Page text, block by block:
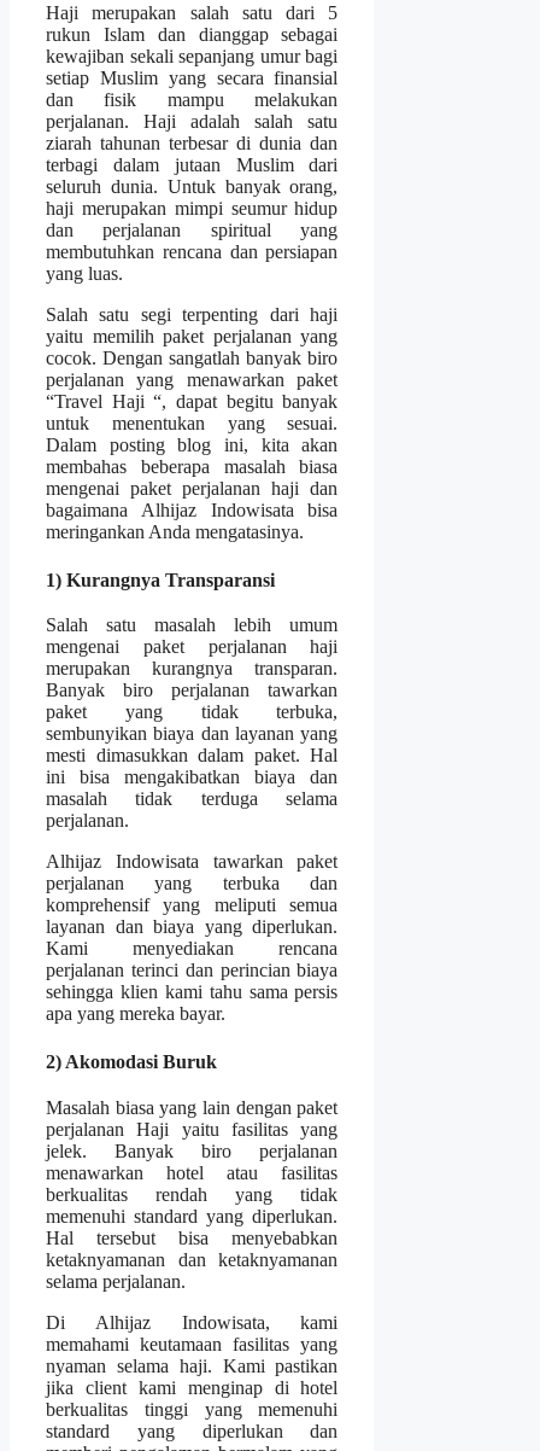
Haji merupakan salah satu dari 5
rukun Islam dan dianggap sebagai
kewajiban sekali sepanjang umur bagi
setiap Muslim yang secara finansial
dan fisik mampu melakukan
perjalanan. Haji adalah salah satu
ziarah tahunan terbesar di dunia dan
terbagi dalam jutaan Muslim dari
seluruh dunia. Untuk banyak orang,
haji merupakan mimpi seumur hidup
dan perjalanan spiritual yang
membutuhkan rencana dan persiapan
yang luas.
Salah satu segi terpenting dari haji
yaitu memilih paket perjalanan yang
cocok. Dengan sangatlah banyak biro
perjalanan yang menawarkan paket
“Travel Haji “, dapat begitu banyak
untuk menentukan yang sesuai.
Dalam posting blog ini, kita akan
membahas beberapa masalah biasa
mengenai paket perjalanan haji dan
bagaimana Alhijaz Indowisata bisa
meringankan Anda mengatasinya.
1) Kurangnya Transparansi
Salah satu masalah lebih umum
mengenai paket perjalanan haji
merupakan kurangnya transparan.
Banyak biro perjalanan tawarkan
paket yang tidak terbuka,
sembunyikan biaya dan layanan yang
mesti dimasukkan dalam paket. Hal
ini bisa mengakibatkan biaya dan
masalah tidak terduga selama
perjalanan.
Alhijaz Indowisata tawarkan paket
perjalanan yang terbuka dan
komprehensif yang meliputi semua
layanan dan biaya yang diperlukan.
Kami menyediakan rencana
perjalanan terinci dan perincian biaya
sehingga klien kami tahu sama persis
apa yang mereka bayar.
2) Akomodasi Buruk
Masalah biasa yang lain dengan paket
perjalanan Haji yaitu fasilitas yang
jelek. Banyak biro perjalanan
menawarkan hotel atau fasilitas
berkualitas rendah yang tidak
memenuhi standard yang diperlukan.
Hal tersebut bisa menyebabkan
ketaknyamanan dan ketaknyamanan
selama perjalanan.
Di Alhijaz Indowisata, kami
memahami keutamaan fasilitas yang
nyaman selama haji. Kami pastikan
jika client kami menginap di hotel
berkualitas tinggi yang memenuhi
standard yang diperlukan dan